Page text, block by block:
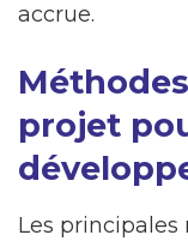
accrue.
projet
Les